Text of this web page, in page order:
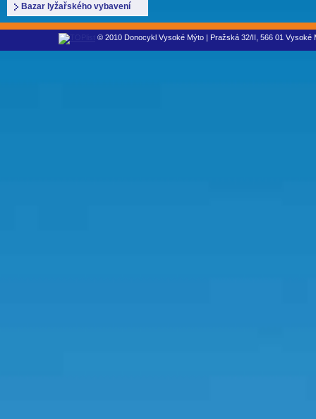
Bazar lyžařského vybavení
© 2010 Donocykl Vysoké Mýto | Pražská 32/II, 566 01 Vysoké